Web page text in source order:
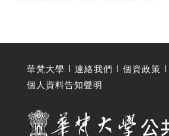
華梵大學 連絡我們 個資政策
個人資料告知聲明